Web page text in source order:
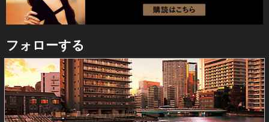
フォローする